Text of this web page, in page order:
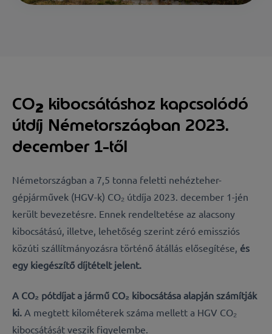
CO2 kibocsátáshoz kapcsolódó
útdíj Németországban 2023.
december 1-től
Németországban a 7,5 tonna feletti nehézteher-
gépjárművek (HGV-k) CO₂ útdíja 2023. december 1-jén
került bevezetésre. Ennek rendeltetése az alacsony
kibocsátású, illetve, lehetőség szerint zéró emissziós
közúti szállítmányozásra történő átállás elősegítése, és
egy kiegészítő díjtételt jelent.
A CO₂ pótdíjat a jármű CO₂ kibocsátása alapján számítják
ki. A megtett kilométerek száma mellett a HGV CO₂
kibocsátását veszik figyelembe.